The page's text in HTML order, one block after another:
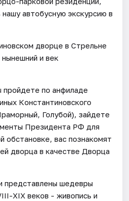
автобусную экскурсию в
дворце в Стрельне
и век
пройдете по анфиладе
Константиновского
Голубой), зайдете
Президента РФ для
обстановке, вас познакомят
дворца в качестве Дворца
представлены шедевры
XIX веков - живопись и